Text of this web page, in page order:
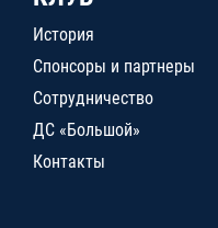
История
Спонсоры и партнеры
Сотрудничество
ДС «Большой»
Контакты